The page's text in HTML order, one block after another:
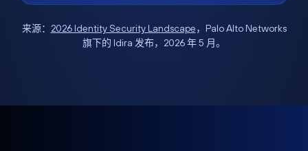
来源： 2026 Identity Security Landscape，Palo Alto Networks
旗下的 Idira 发布，2026 年 5 月。